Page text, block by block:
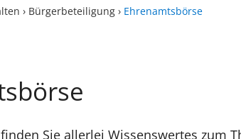
› Bürgerbeteiligung › Ehrenamtsbörse
Sie allerlei Wissenswertes zum